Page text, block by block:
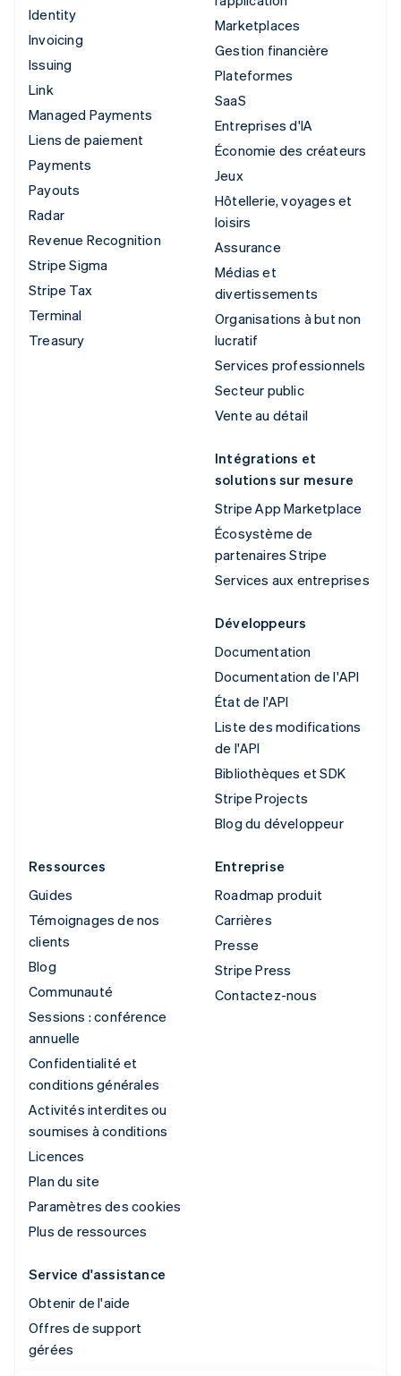
Identity
Invoicing
Issuing
Link
Managed Payments
Liens de paiement
Payments
Payouts
Radar
Revenue Recognition
Stripe Sigma
Stripe Tax
Terminal
Treasury
Marketplaces
Gestion financière
Plateformes
SaaS
Entreprises d'IA
Économie des créateurs
Jeux
Hôtellerie, voyages et
loisirs
Assurance
Médias et
divertissements
Organisations à but non
lucratif
Services professionnels
Secteur public
Vente au détail
Intégrations et
solutions sur mesure
Stripe App Marketplace
Écosystème de
partenaires Stripe
Services aux entreprises
Développeurs
Documentation
Documentation de l'API
État de l'API
Liste des modifications
de l'API
Bibliothèques et SDK
Stripe Projects
Blog du développeur
Ressources
Guides
Témoignages de nos
clients
Blog
Communauté
Sessions : conférence
annuelle
Confidentialité et
conditions générales
Activités interdites ou
soumises à conditions
Licences
Plan du site
Paramètres des cookies
Plus de ressources
Entreprise
Roadmap produit
Carrières
Presse
Stripe Press
Contactez-nous
Service d'assistance
Obtenir de l'aide
Offres de support
gérées